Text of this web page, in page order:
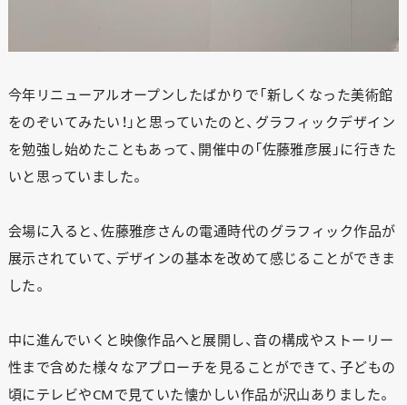
今年リニューアルオープンしたばかりで「新しくなった美術館
をのぞいてみたい！」と思っていたのと、グラフィックデザイン
を勉強し始めたこともあって、開催中の「佐藤雅彦展」に行きた
いと思っていました。
会場に入ると、佐藤雅彦さんの電通時代のグラフィック作品が
展示されていて、デザインの基本を改めて感じることができま
した。
中に進んでいくと映像作品へと展開し、音の構成やストーリー
性まで含めた様々なアプローチを見ることができて、子どもの
頃にテレビやCMで見ていた懐かしい作品が沢山ありました。